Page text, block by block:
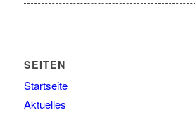
SEITEN
Startseite
Aktuelles